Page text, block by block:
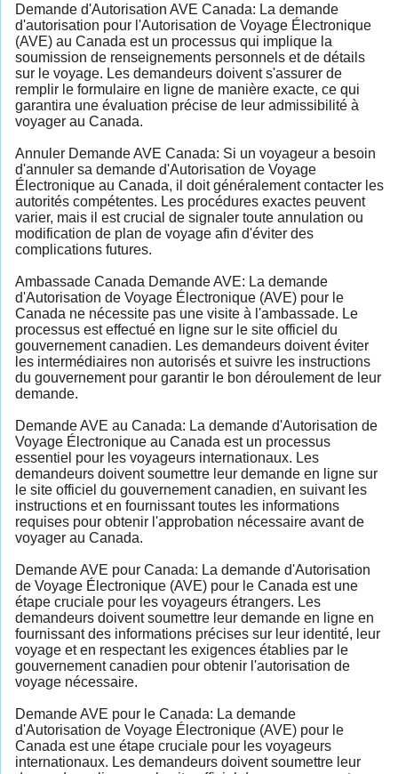
Demande d'Autorisation AVE Canada: La demande
d'autorisation pour l'Autorisation de Voyage Électronique
(AVE) au Canada est un processus qui implique la
soumission de renseignements personnels et de détails
sur le voyage. Les demandeurs doivent s'assurer de
remplir le formulaire en ligne de manière exacte, ce qui
garantira une évaluation précise de leur admissibilité à
voyager au Canada.
Annuler Demande AVE Canada: Si un voyageur a besoin
d'annuler sa demande d'Autorisation de Voyage
Électronique au Canada, il doit généralement contacter les
autorités compétentes. Les procédures exactes peuvent
varier, mais il est crucial de signaler toute annulation ou
modification de plan de voyage afin d'éviter des
complications futures.
Ambassade Canada Demande AVE: La demande
d'Autorisation de Voyage Électronique (AVE) pour le
Canada ne nécessite pas une visite à l'ambassade. Le
processus est effectué en ligne sur le site officiel du
gouvernement canadien. Les demandeurs doivent éviter
les intermédiaires non autorisés et suivre les instructions
du gouvernement pour garantir le bon déroulement de leur
demande.
Demande AVE au Canada: La demande d'Autorisation de
Voyage Électronique au Canada est un processus
essentiel pour les voyageurs internationaux. Les
demandeurs doivent soumettre leur demande en ligne sur
le site officiel du gouvernement canadien, en suivant les
instructions et en fournissant toutes les informations
requises pour obtenir l'approbation nécessaire avant de
voyager au Canada.
Demande AVE pour Canada: La demande d'Autorisation
de Voyage Électronique (AVE) pour le Canada est une
étape cruciale pour les voyageurs étrangers. Les
demandeurs doivent soumettre leur demande en ligne en
fournissant des informations précises sur leur identité, leur
voyage et en respectant les exigences établies par le
gouvernement canadien pour obtenir l'autorisation de
voyage nécessaire.
Demande AVE pour le Canada: La demande
d'Autorisation de Voyage Électronique (AVE) pour le
Canada est une étape cruciale pour les voyageurs
internationaux. Les demandeurs doivent soumettre leur